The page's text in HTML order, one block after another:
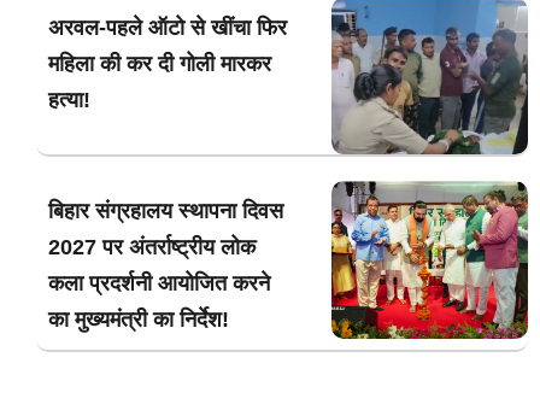
अरवल-पहले ऑटो से खींचा फिर
महिला की कर दी गोली मारकर
हत्या!
बिहार संग्रहालय स्थापना दिवस
2027 पर अंतर्राष्ट्रीय लोक
कला प्रदर्शनी आयोजित करने
का मुख्यमंत्री का निर्देश!